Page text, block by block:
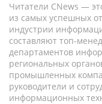
Читатели CNews —
из самых успешных
индустрии
составляют топ-
департаментов
региональных
промышленных
руководители и
информационных